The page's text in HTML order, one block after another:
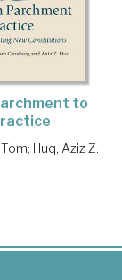
to
; Huq, Aziz Z.